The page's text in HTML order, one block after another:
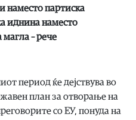
наместо партиска
иднина наместо
– рече
период ќе дејствува во
план за отворање на
со ЕУ, понуда на